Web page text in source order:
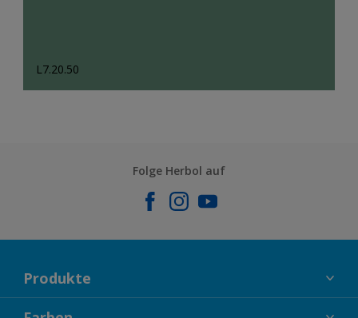
L7.20.50
Folge Herbol auf
Produkte
FASSADENFARBEN